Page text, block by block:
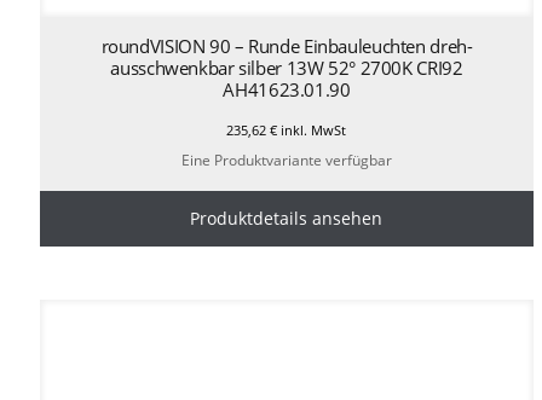
roundVISION 90 – Runde Einbauleuchten dreh-
ausschwenkbar silber 13W 52° 2700K CRI92
AH41623.01.90
235,62€ inkl. MwSt
Eine Produktvariante verfügbar
Produktdetails ansehen